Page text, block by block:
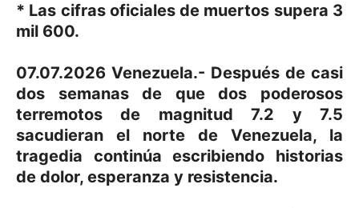
* Las cifras oficiales de muertos supera 3
mil 600.
07.07.2026 Venezuela.- Después de casi
dos semanas de que dos poderosos
terremotos de magnitud 7.2 y 7.5
sacudieran el norte de Venezuela, la
tragedia continúa escribiendo historias
de dolor, esperanza y resistencia.